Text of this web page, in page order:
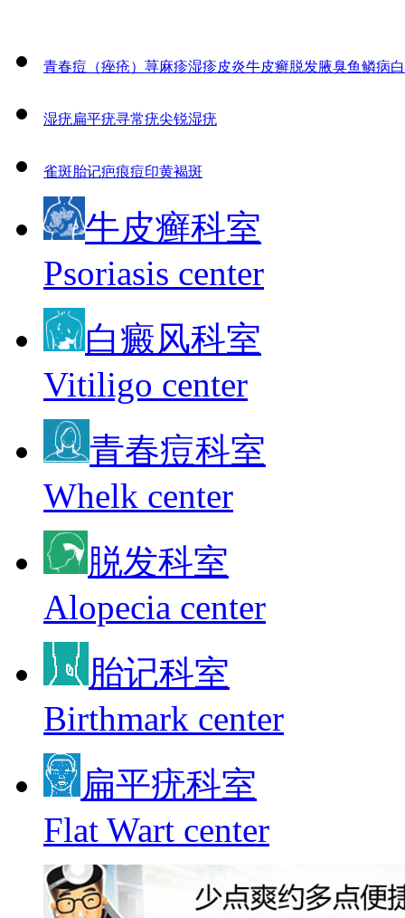
青春痘（痤疮） 荨麻疹湿疹皮炎牛皮癣脱发腋臭鱼鳞病
湿疣扁平疣寻常疣尖锐湿疣
雀斑胎记疤痕痘印黄褐斑
牛皮癣科室
Psoriasis center
白癜风科室
Vitiligo center
青春痘科室
Whelk center
脱发科室
Alopecia center
胎记科室
Birthmark center
扁平疣科室
Flat Wart center